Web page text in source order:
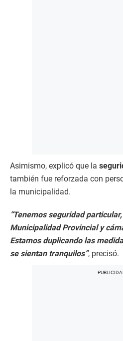
Asimismo, explicó que la
también fue reforzada con
la municipalidad.
“Tenemos seguridad
Municipalidad Provincial y
Estamos duplicando las
se sientan tranquilos”, precisó.